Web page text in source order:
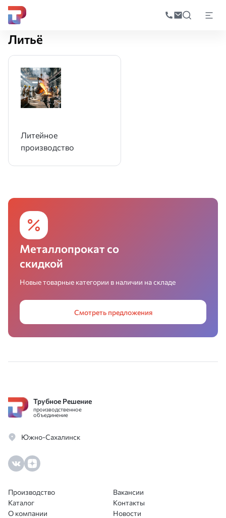
по
Главная
Литьё
Литейное
производство
Металлопрокат со
скидкой
Новые товарные категории в наличии на складе
Смотреть предложения
Трубное Решение
производственное
объединение
Южно-Сахалинск
Производство
Каталог
О компании
Вакансии
Контакты
Новости